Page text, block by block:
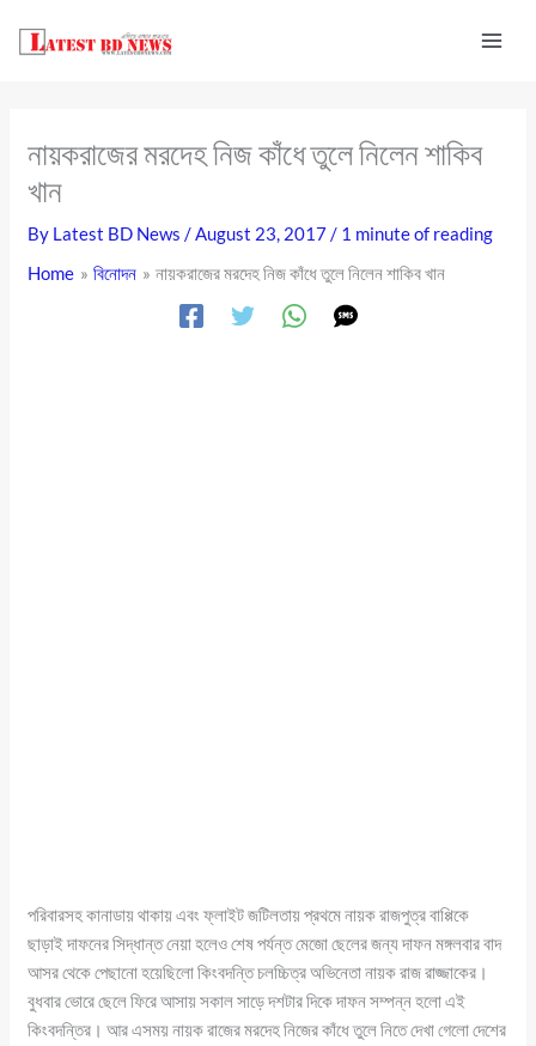
নায়করাজের মরদেহ নিজ কাঁধে তুলে নিলেন শাকিব
খান
By Latest BD News/August 23, 2017/ 1 minute of reading
Home
বিনোদন নায়করাজের মরদেহ নিজ কাঁধে তুলে নিলেন শাকিব খান
পরিবারসহ কানাডায় থাকায় এবং ফ্লাইট জটিলতায় প্রথমে নায়ক রাজপুত্র বাপ্পিকে
ছাড়াই দাফনের সিদ্ধান্ত নেয়া হলেও শেষ পর্যন্ত মেজো ছেলের জন্য দাফন মঙ্গলবার বাদ
আসর থেকে পেছানো হয়েছিলো কিংবদন্তি চলচ্চিত্র অভিনেতা নায়ক রাজ রাজ্জাকের।
বুধবার ভোরে ছেলে ফিরে আসায় সকাল সাড়ে দশটার দিকে দাফন সম্পন্ন হলো এই
কিংবদন্তির। আর এসময় নায়ক রাজের মরদেহ নিজের কাঁধে তুলে নিতে দেখা গেলো দেশের